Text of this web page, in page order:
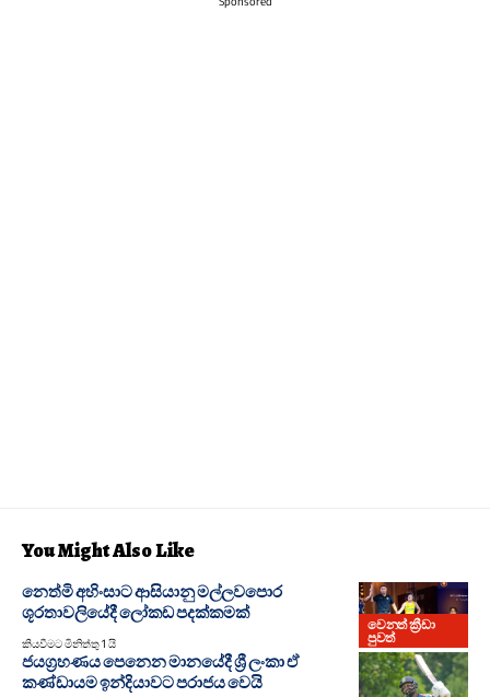
You Might Also Like
වෙනත් ක්‍රීඩා
පුවත්
නෙත්මි අහිංසාට ආසියානු මල්ලවපොර
ශූරතාවලියේදී ලෝකඩ පදක්කමක්
කියවීමට මිනිත්තු 1 යි
ජයග්‍රහණය පෙනෙන මානයේදී ශ්‍රී ලංකා ඒ
කණ්ඩායම ඉන්දියාවට පරාජය වෙයි